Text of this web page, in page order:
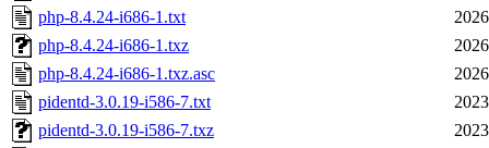
php-8.4.24-i686-1.txt
php-8.4.24-i686-1.txz
php-8.4.24-i686-1.txz.asc
pidentd-3.0.19-i586-7.txt
pidentd-3.0.19-i586-7.txz